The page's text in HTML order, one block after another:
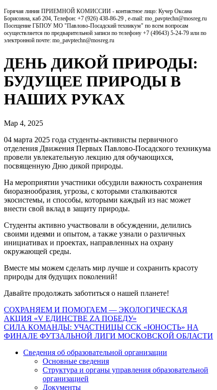
Горячая линия ПРИЕМНОЙ КОМИССИИ - контактное лицо: Кучер Оксана
Борисовна, каб 204, Телефон: +7 (926) 438-86-29 , e-mail: mo_pavptechn@mosreg.ru
Посещение ГБПОУ МО "Павлово-Посадский техникум" по всем вопросам
осуществляется по предварительной записи по телефону +7 (49643) 5-24-79 или по
электронной почте: mo_pavptechn@mosreg.ru
ДЕНЬ ДИКОЙ ПРИРОДЫ:
БУДУЩЕЕ ПРИРОДЫ В
НАШИХ РУКАХ
Мар 4, 2025
04 марта 2025 года студенты-активисты первичного
отделения Движения Первых Павлово-Посадского техникума
провели увлекательную лекцию для обучающихся,
посвященную Дню дикой природы.
На мероприятии участники обсудили важность сохранения
биоразнообразия, угрозы, с которыми сталкиваются
экосистемы, и способы, которыми каждый из нас может
внести свой вклад в защиту природы.
Студенты активно участвовали в обсуждении, делились
своими идеями и опытом, а также узнали о различных
инициативах и проектах, направленных на охрану
окружающей среды.
Вместе мы можем сделать мир лучше и сохранить красоту
природы для будущих поколений!
Давайте продолжать заботиться о нашей планете!
Навигация
по
записям
СОХРАНЯЕМ И ПОМОГАЕМ — ЭКОЛОГИЧЕСКАЯ
АКЦИЯ «V ЕДИНСТВЕ ZA ПОБЕДУ»
СИЛА КОМАНДЫ: УЧАСТНИЦЫ ССК «ЮНОСТЬ» НА
ФИНАЛЕ ФУТЗАЛЬНОЙ ЛИГИ МОСКОВСКОЙ ОБЛАСТИ
Сведения об образовательной организации
Основные сведения
Структура и органы управления образовательной
организацией
Документы